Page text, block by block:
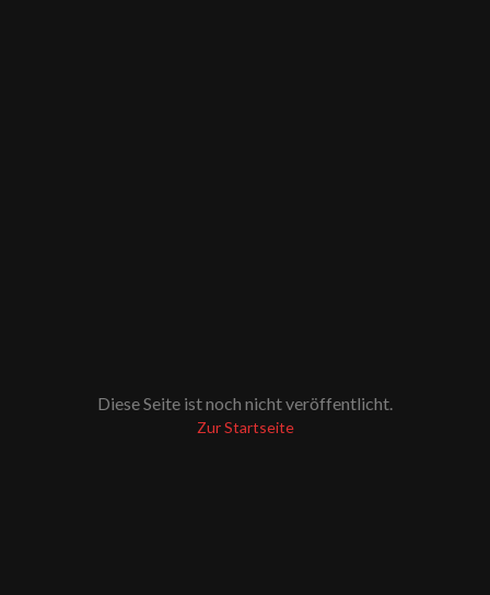
Diese Seite ist noch nicht veröffentlicht.
Zur Startseite